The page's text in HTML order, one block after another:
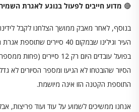
🔴 מדוע חייבים לפעול בנוגע לאגרת
בנוסף, לאחר מאבק ממושך הצלחנו לקבל
העיר וגילינו שבמקום 40
בפועל עובדים היום רק 12
הסיור שהובטחו לא הגיעו ומספר הסיורים לא
התוספת הקטנה הזו אינה מיושמת.
אנחנו ממשיכים לשמוע על עוד ועוד פריצות,